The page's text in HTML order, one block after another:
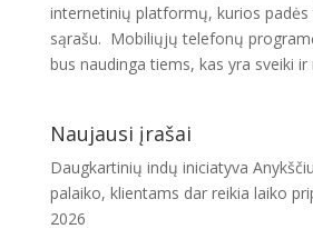
internetinių platformų, kurios padės
sąrašu. Mobiliųjų telefonų
bus naudinga tiems, kas yra sveiki ir
Naujausi įrašai
Daugkartinių indų iniciatyva
palaiko, klientams dar reikia laiko
2026